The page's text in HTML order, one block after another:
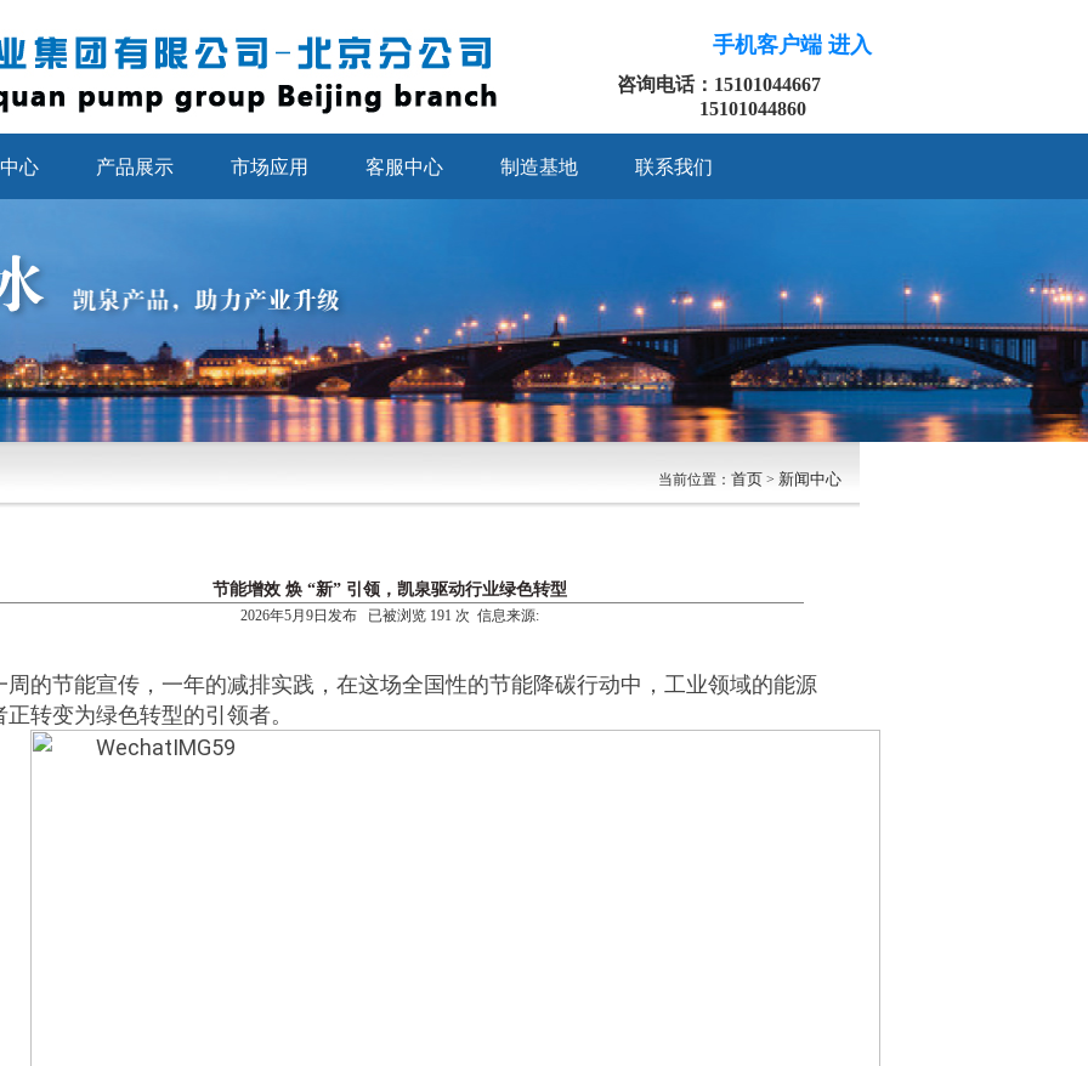
手机客户端 进入
咨询电话：15101044667
15101044860
心 产品展示 市场应用 客服中心 制造基地 联系我们
当前位置： 首页 > 新闻中心
节能增效 焕 “新” 引领，凯泉驱动行业绿色转型
2026年5月9日发布 已被浏览 191 次 信息来源:
周的节能宣传，一年的减排实践，在这场全国性的节能降碳行动中，工业领域的能源
正转变为绿色转型的引领者。